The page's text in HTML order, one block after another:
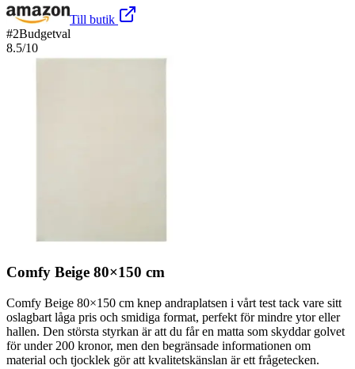
Till butik
#2Budgetval
8.5/10
Comfy Beige 80×150 cm
Comfy Beige 80×150 cm knep andraplatsen i vårt test tack vare sitt
oslagbart låga pris och smidiga format, perfekt för mindre ytor eller
hallen. Den största styrkan är att du får en matta som skyddar golvet
för under 200 kronor, men den begränsade informationen om
material och tjocklek gör att kvalitetskänslan är ett frågetecken.